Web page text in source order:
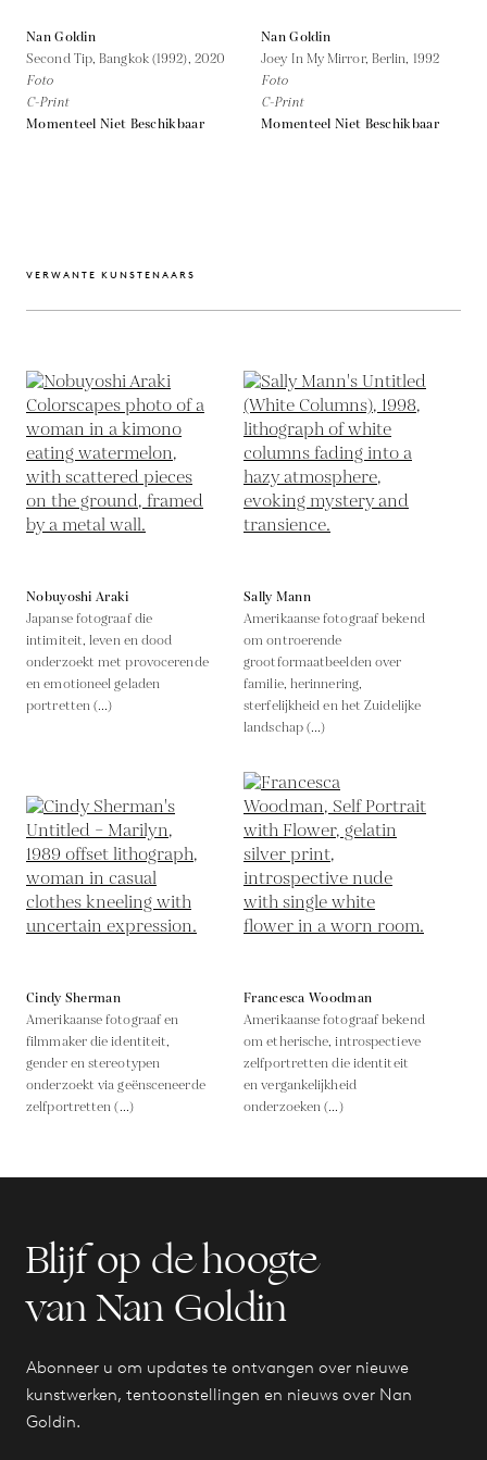
Nan Goldin
Second Tip, Bangkok (1992), 2020
Foto
C-Print
Momenteel Niet Beschikbaar
Nan Goldin
Joey In My Mirror, Berlin, 1992
Foto
C-Print
Momenteel Niet Beschikbaar
VERWANTE KUNSTENAARS
Nobuyoshi Araki
Japanse fotograaf die
intimiteit, leven en dood
onderzoekt met provocerende
en emotioneel geladen
portretten (...)
Sally Mann
Amerikaanse fotograaf bekend
om ontroerende
grootformaatbeelden over
familie, herinnering,
sterfelijkheid en het Zuidelijke
landschap (...)
Cindy Sherman
Amerikaanse fotograaf en
filmmaker die identiteit,
gender en stereotypen
onderzoekt via geënsceneerde
zelfportretten (...)
Francesca Woodman
Amerikaanse fotograaf bekend
om etherische, introspectieve
zelfportretten die identiteit
en vergankelijkheid
onderzoeken (...)
Blijf op de hoogte
van Nan Goldin
Abonneer u om updates te ontvangen over nieuwe
kunstwerken, tentoonstellingen en nieuws over Nan
Goldin.